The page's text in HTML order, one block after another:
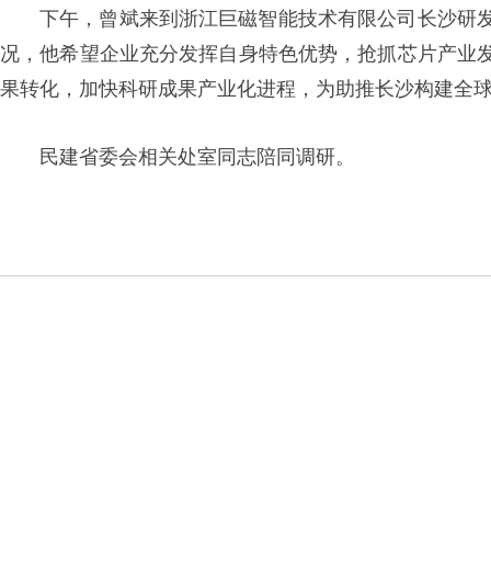
下午，曾斌来到浙江巨磁智能技术有限公司长沙研
况，他希望企业充分发挥自身特色优势，抢抓芯片产
果转化，加快科研成果产业化进程，为助推长沙构建全
民建省委会相关处室同志陪同调研。